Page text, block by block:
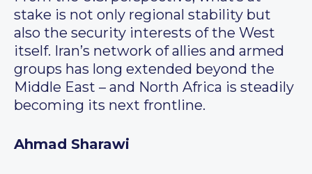
stake is not only regional stability but
also the security interests of the West
itself. Iran’s network of allies and armed
groups has long extended beyond the
Middle East – and North Africa is steadily
becoming its next frontline.
Ahmad Sharawi